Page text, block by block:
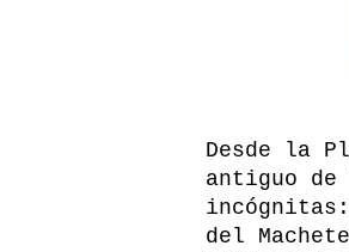
Desde la
antiguo
del